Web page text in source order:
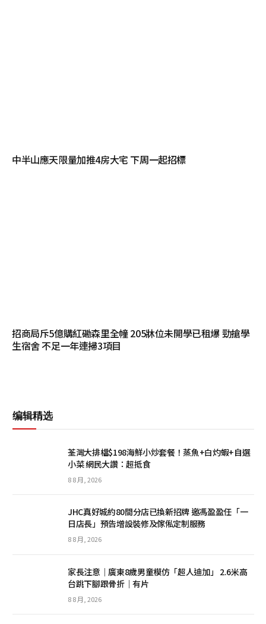
中半山應天限量加推4房大宅 下周一起招標
招商局斥5億購紅磡森里全幢 205牀位未開學已租爆 勁搶學
生宿舍 不足一年連掃3項目
编辑精选
荃灣大排檔$198海鮮小炒套餐！蒸魚+白灼蝦+自選
小菜 網民大讚：超抵食
8 8 月, 2026
JHC真好城約80間分店已換新招牌 邀馮盈盈任「一
日店長」預告增設裝修及傢俬定制服務
8 8 月, 2026
家長注意｜廣東8歲男童模仿「超人迪加」 2.6米高
台跳下腳跟骨折｜有片
8 8 月, 2026